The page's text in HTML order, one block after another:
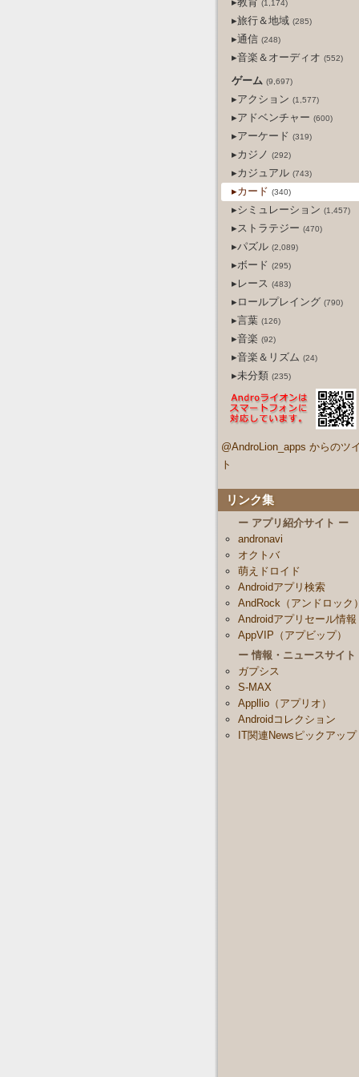
(1,174)
▸旅行＆地域 (285)
▸通信 (248)
▸音楽＆オーディオ (552)
ゲーム (9,697)
▸アクション (1,577)
▸アドベンチャー (600)
▸アーケード (319)
▸カジノ (292)
▸カジュアル (743)
▸カード (340)
▸シミュレーション (1,457)
▸ストラテジー (470)
▸パズル (2,089)
▸ボード (295)
▸レース (483)
▸ロールプレイング (790)
▸言葉 (126)
▸音楽 (92)
▸音楽＆リズム (24)
▸未分類 (235)
@AndroLion_apps からのツ
ト
リンク集
ー アプリ紹介サイト ー
andronavi
オクトバ
萌えドロイド
Androidアプリ検索
AndRock（アンドロック
Androidアプリセール情報
AppVIP（アプビップ）
ー 情報・ニュースサイト
ガプシス
S-MAX
Appllio（アプリオ）
Androidコレクション
IT関連Newsピックアップ